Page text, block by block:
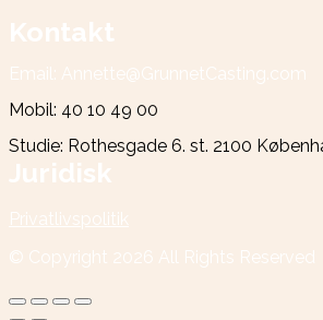
Kontakt
Email: Annette@GrunnetCasting.com
Mobil: 40 10 49 00
Studie: Rothesgade 6. st. 2100
Juridisk
Privatlivspolitik
© Copyright 2026 All Rights Reserved